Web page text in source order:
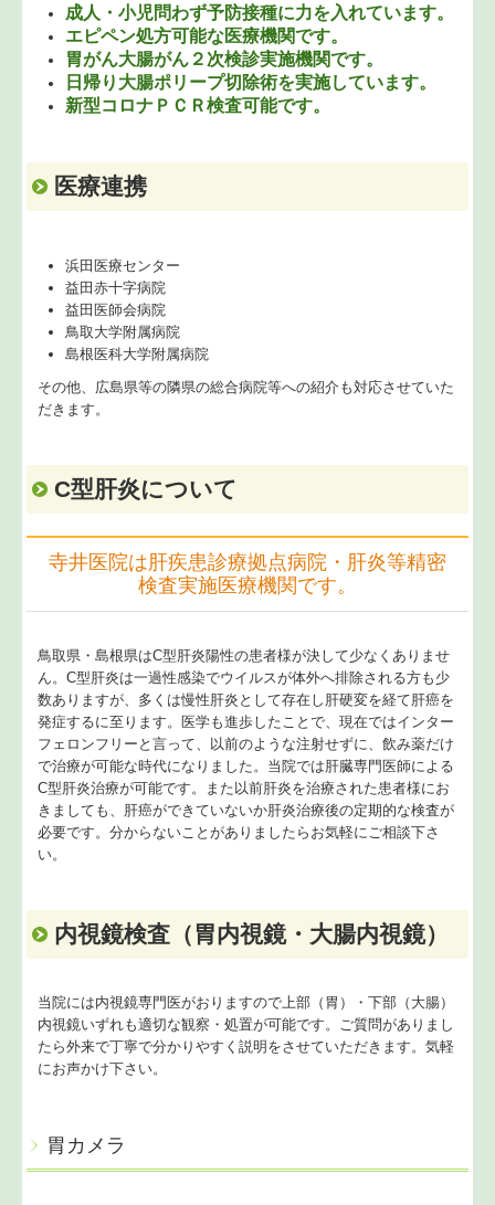
成人・小児問わず予防接種に力を入れています。
エピペン処方可能な医療機関です。
胃がん大腸がん２次検診実施機関です。
日帰り大腸ポリープ切除術を実施しています。
新型コロナＰＣＲ検査可能です。
医療連携
浜田医療センター
益田赤十字病院
益田医師会病院
鳥取大学附属病院
島根医科大学附属病院
その他、広島県等の隣県の総合病院等への紹介も対応させていた
だきます。
C型肝炎について
寺井医院は肝疾患診療拠点病院・肝炎等精密
検査実施医療機関です。
鳥取県・島根県はC型肝炎陽性の患者様が決して少なくありませ
ん。C型肝炎は一過性感染でウイルスが体外へ排除される方も少
数ありますが、多くは慢性肝炎として存在し肝硬変を経て肝癌を
発症するに至ります。医学も進歩したことで、現在ではインター
フェロンフリーと言って、以前のような注射せずに、飲み薬だけ
で治療が可能な時代になりました。当院では肝臓専門医師による
C型肝炎治療が可能です。また以前肝炎を治療された患者様にお
きましても、肝癌ができていないか肝炎治療後の定期的な検査が
必要です。分からないことがありましたらお気軽にご相談下さ
い。
内視鏡検査（胃内視鏡・大腸内視鏡）
当院には内視鏡専門医がおりますので上部（胃）・下部（大腸）
内視鏡いずれも適切な観察・処置が可能です。ご質問がありまし
たら外来で丁寧で分かりやすく説明をさせていただきます。気軽
にお声かけ下さい。
胃カメラ